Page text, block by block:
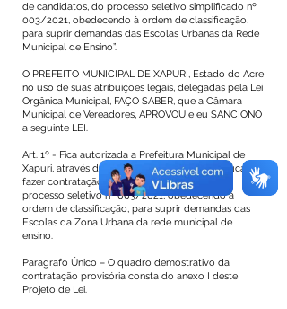
de candidatos, do processo seletivo simplificado nº
003/2021, obedecendo à ordem de classificação,
para suprir demandas das Escolas Urbanas da Rede
Municipal de Ensino”.
O PREFEITO MUNICIPAL DE XAPURI, Estado do Acre
no uso de suas atribuições legais, delegadas pela Lei
Orgânica Municipal, FAÇO SABER, que a Câmara
Municipal de Vereadores, APROVOU e eu SANCIONO
a seguinte LEI.
Art. 1º - Fica autorizada a Prefeitura Municipal de
Xapuri, através da Secretaria Municipal de Educação,
fazer contratação provisória de candidatos do
processo seletivo nº 003/2021, obedecendo à
ordem de classificação, para suprir demandas das
Escolas da Zona Urbana da rede municipal de
ensino.
Paragrafo Único – O quadro demostrativo da
contratação provisória consta do anexo I deste
Projeto de Lei.